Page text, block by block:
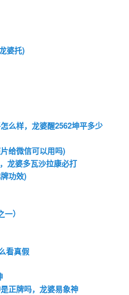
婆托)
么样，龙婆醒2562坤平多少
给微信可以用吗)
龙婆多瓦沙拉康必打
功效)
）
看真假
正牌吗，龙婆易象神